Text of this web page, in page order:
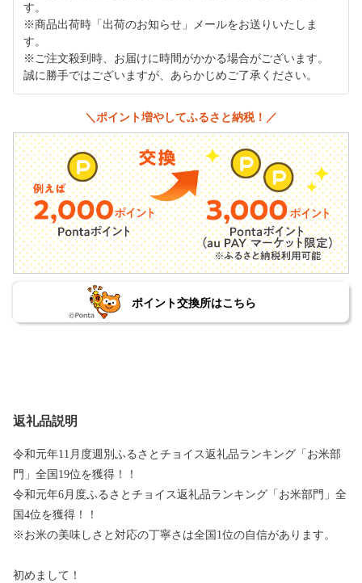
す。
※商品出荷時「出荷のお知らせ」メールをお送りいたしま
す。
※ご注文殺到時、お届けに時間がかかる場合がございます。
誠に勝手ではございますが、あらかじめご了承ください。
＼ポイント増やしてふるさと納税！／
ポイント交換所はこちら
返礼品説明
令和元年11月度週別ふるさとチョイス返礼品ランキング「お米部
門」全国19位を獲得！！
令和元年6月度ふるさとチョイス返礼品ランキング「お米部門」全
国4位を獲得！！
※お米の美味しさと対応の丁寧さは全国1位の自信があります。
初めまして！